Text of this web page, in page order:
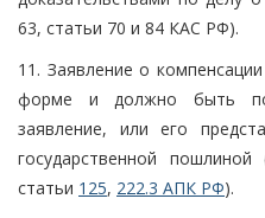
63, статьи 70 и 84 КАС РФ).
11. Заявление о
форме и должно быть
заявление, или его
государственной
статьи 125, 222.3 АПК РФ).